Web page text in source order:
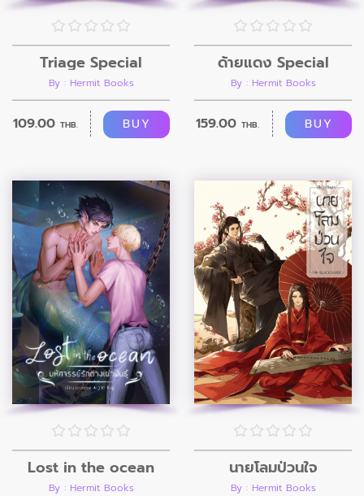
Triage Special
By : Hermit Books
109.00 THB. BUY
ด้ายแดง Special
By : Hermit Books
159.00 THB. BUY
Lost in the ocean
By : Hermit Books
นายโลมป่วนใจ
By : Hermit Books